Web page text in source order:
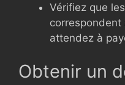
Vérifiez que
correspondent
attendez à
Obtenir un